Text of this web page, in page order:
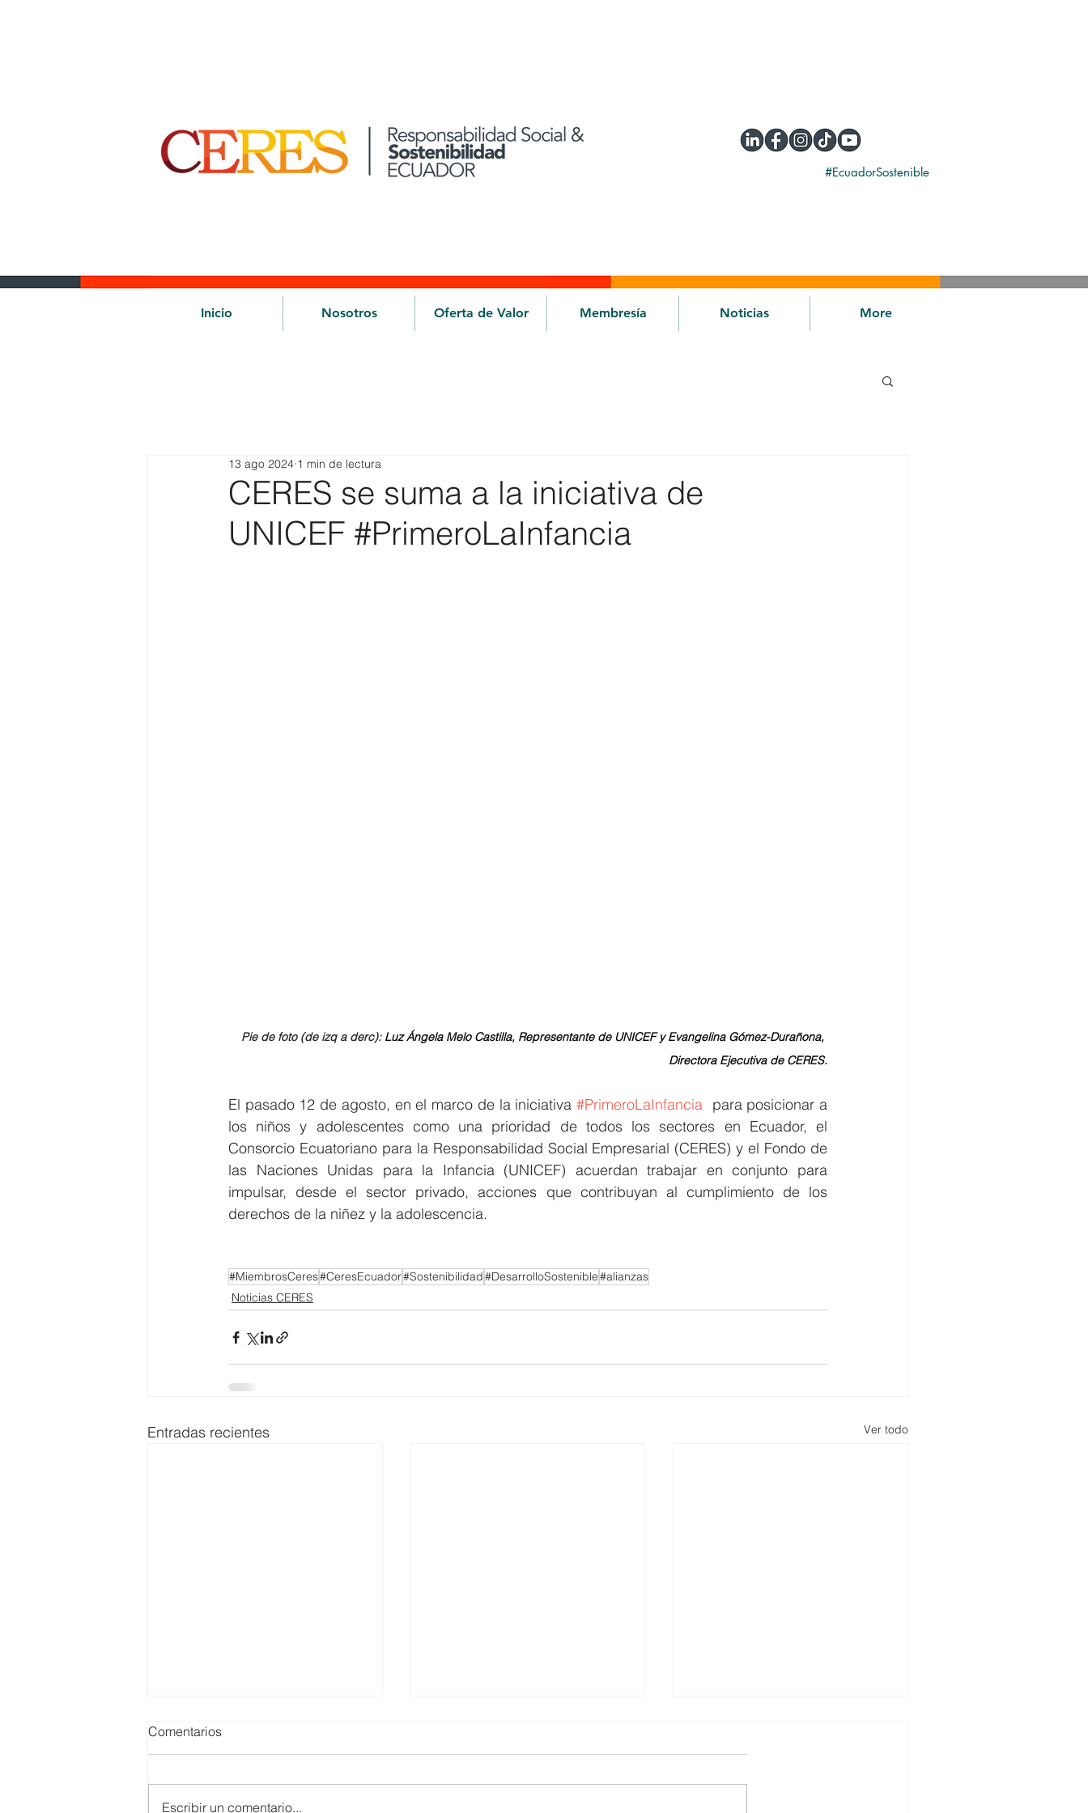
#EcuadorSostenible
Inicio Nosotros Oferta de Valor Membresía Noticias More
CERES se suma a la iniciativa de
UNICEF #PrimeroLaInfancia
13 ago 2024 1 min de lectura
Pie de foto (de izq a derc): Luz Ángela Melo Castilla, Representante de UNICEF y Evangelina Gómez-Durañona,
Directora Ejecutiva de CERES.
El pasado 12 de agosto, en el marco de la iniciativa #PrimeroLaInfancia
  para posicionar a
los niños y adolescentes como una prioridad de todos los sectores en Ecuador, el
Consorcio Ecuatoriano para la Responsabilidad Social Empresarial (CERES) y el Fondo de
las Naciones Unidas para la Infancia (UNICEF) acuerdan trabajar en conjunto para
impulsar, desde el sector privado, acciones que contribuyan al cumplimiento de los
derechos de la niñez y la adolescencia.
#MiembrosCeres#CeresEcuador#Sostenibilidad#DesarrolloSostenible#alianzas
Noticias CERES
Entradas recientes Ver todo
Comentarios
Escribir un comentario...